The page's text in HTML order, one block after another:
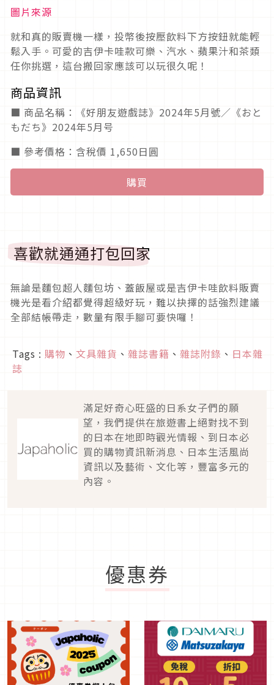
圖片來源
就和真的販賣機一樣，投幣後按壓飲料下方按鈕就能輕
鬆入手。可愛的吉伊卡哇款可樂、汽水、蘋果汁和茶類
任你挑選，這台搬回家應該可以玩很久呢！
商品資訊
■ 商品名稱：《好朋友遊戲誌》2024年5月號／《おと
もだち》2024年5月号
■ 參考價格：含稅價 1,650日圓
購買
喜歡就通通打包回家
無論是麵包超人麵包坊、蓋飯屋或是吉伊卡哇飲料販賣
機光是看介紹都覺得超級好玩，難以抉擇的話強烈建議
全部結帳帶走，數量有限手腳可要快囉！
Tags : 購物 、 文具雜貨 、 雜誌書籍 、 雜誌附錄 、 日本雜
誌
滿足好奇心旺盛的日系女子們的願
望，我們提供在旅遊書上絕對找不到
的日本在地即時觀光情報、到日本必
買的購物資訊新消息、日本生活風尚
資訊以及藝術、文化等，豐富多元的
內容。
優惠券